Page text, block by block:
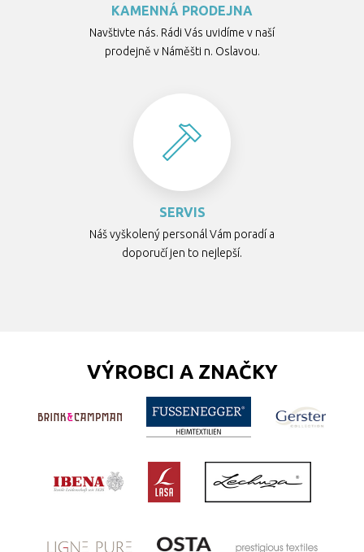
KAMENNÁ PRODEJNA
Navštivte nás. Rádi Vás uvidíme v naší
prodejně v Náměšti n. Oslavou.
SERVIS
Náš vyškolený personál Vám poradí a
doporučí jen to nejlepší.
VÝROBCI A ZNAČKY